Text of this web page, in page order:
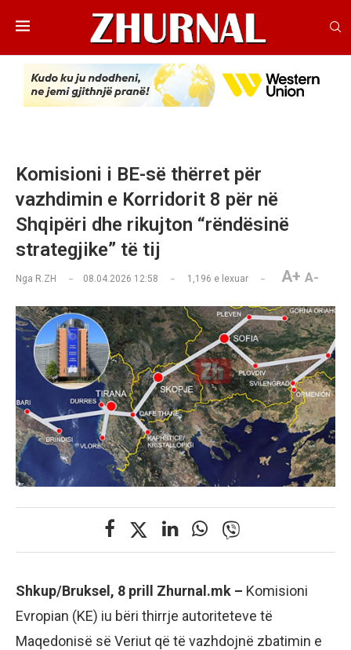
Komisioni i BE-së thërret për
vazhdimin e Korridorit 8 për në
Shqipëri dhe rikujton “rëndësinë
strategjike” të tij
Nga R.ZH 08.04.2026 12:58 1,196 e lexuar A+ A-
Shkup/Bruksel, 8 prill Zhurnal.mk – Komisioni
Evropian (KE) iu bëri thirrje autoriteteve të
Maqedonisë së Veriut që të vazhdojnë zbatimin e